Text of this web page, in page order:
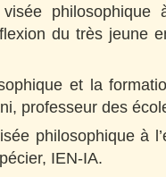
du très jeune
et la
professeur des
philosophique à
IEN-IA.